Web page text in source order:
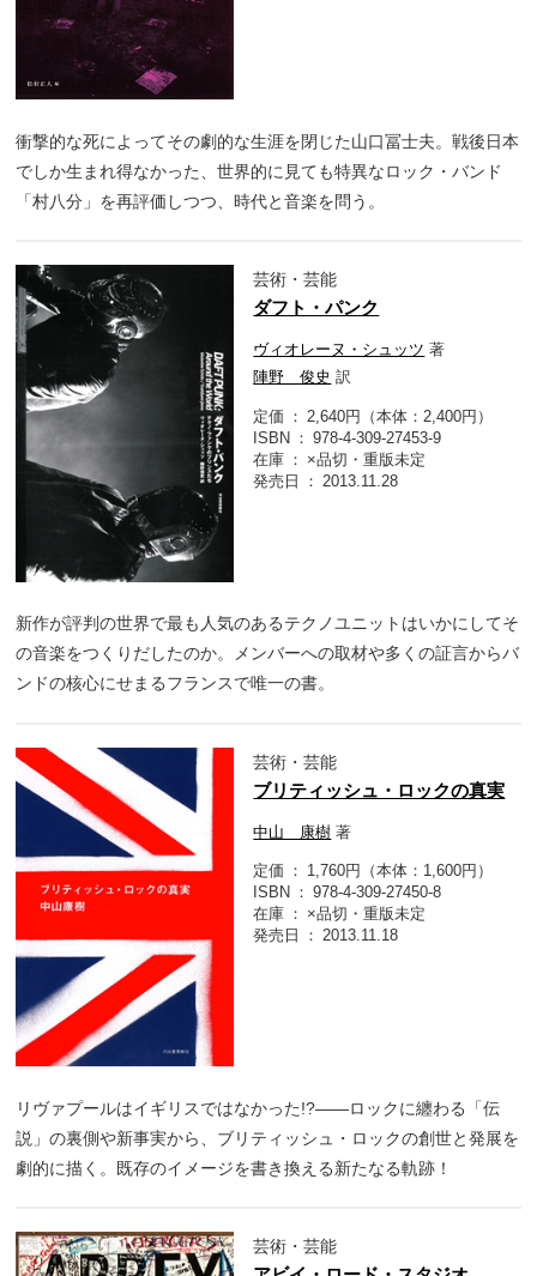
衝撃的な死によってその劇的な生涯を閉じた山口冨士夫。戦後日本
でしか生まれ得なかった、世界的に見ても特異なロック・バンド
「村八分」を再評価しつつ、時代と音楽を問う。
芸術・芸能
ダフト・パンク
ヴィオレーヌ・シュッツ 著
陣野 俊史 訳
定価
2,640円（本体：2,400円）
ISBN
978-4-309-27453-9
在庫
×品切・重版未定
発売日
2013.11.28
新作が評判の世界で最も人気のあるテクノユニットはいかにしてそ
の音楽をつくりだしたのか。メンバーへの取材や多くの証言からバ
ンドの核心にせまるフランスで唯一の書。
芸術・芸能
ブリティッシュ・ロックの真実
中山 康樹 著
定価
1,760円（本体：1,600円）
ISBN
978-4-309-27450-8
在庫
×品切・重版未定
発売日
2013.11.18
リヴァプールはイギリスではなかった!?――ロックに纏わる「伝
説」の裏側や新事実から、ブリティッシュ・ロックの創世と発展を
劇的に描く。既存のイメージを書き換える新たなる軌跡！
芸術・芸能